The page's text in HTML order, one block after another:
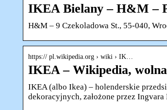
IKEA Bielany – H&M –
H&M – 9 Czekoladowa St., 55-040,
https:// pl.wikipedia.org › wiki › IK…
IKEA – Wikipedia,
IKEA (albo Ikea) – holenderskie
dekoracyjnych, założone przez